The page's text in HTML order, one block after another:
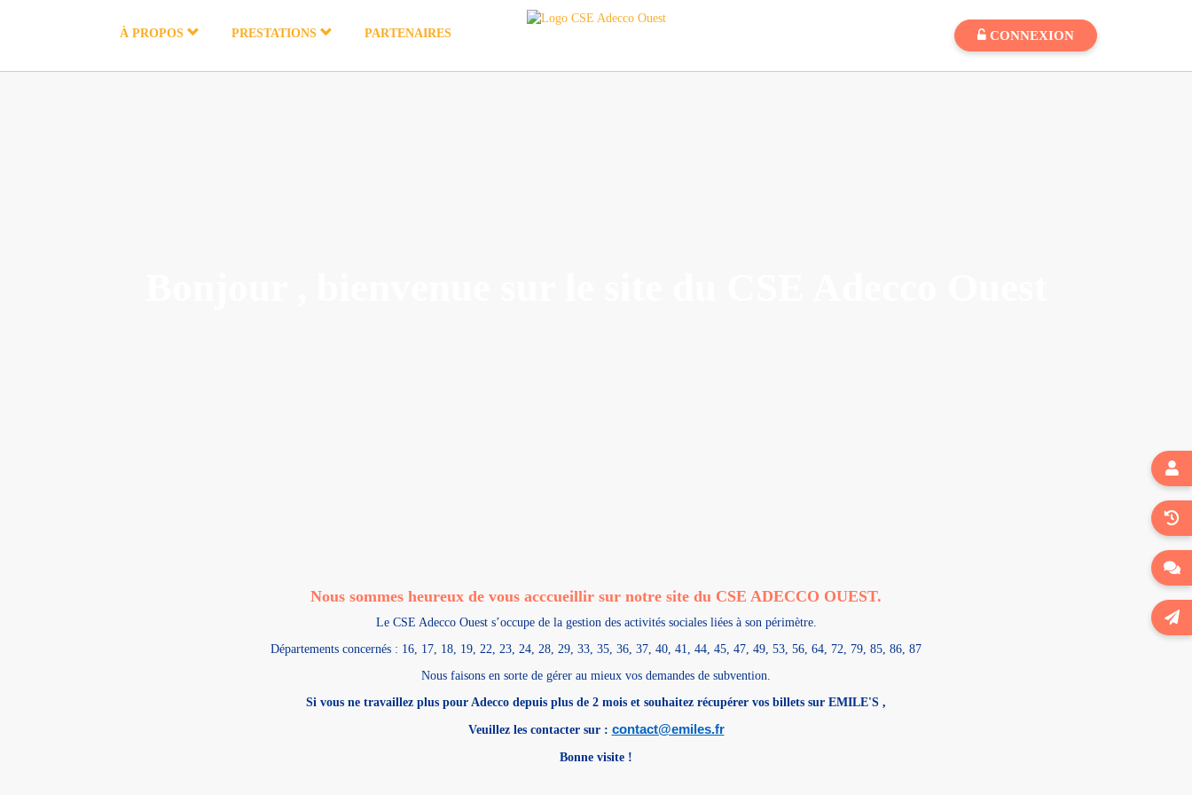
À PROPOS PRESTATIONS PARTENAIRES CONNEXION
Nous sommes heureux de vous acccueillir sur notre site du CSE ADECCO OUEST.
Le CSE Adecco Ouest s’occupe de la gestion des activités sociales liées à son périmètre.
Départements concernés : 16, 17, 18, 19, 22, 23, 24, 28, 29, 33, 35, 36, 37, 40, 41, 44, 45, 47, 49, 53, 56, 64, 72, 79, 85, 86, 87
Nous faisons en sorte de gérer au mieux vos demandes de subvention.
Si vous ne travaillez plus pour Adecco depuis plus de 2 mois et souhaitez récupérer vos billets sur EMILE'S ,
Veuillez les contacter sur : contact@emiles.fr
Bonne visite !



